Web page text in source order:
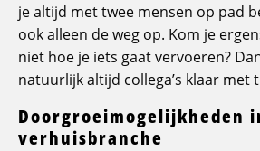
je altijd met twee mensen op pad
ook alleen de weg op. Kom je
niet hoe je iets gaat vervoeren?
natuurlijk altijd collega’s klaar met
Doorgroeimogelijkheden
verhuisbranche